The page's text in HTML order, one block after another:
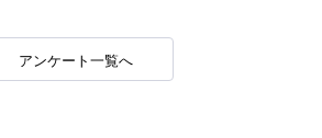
アンケート一覧へ